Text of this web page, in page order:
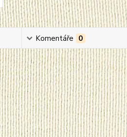
Komentáře 0